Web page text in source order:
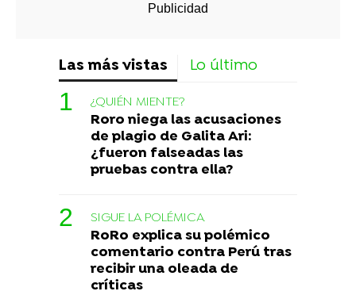
Las más vistas Lo último
¿QUIÉN MIENTE?
Roro niega las acusaciones
de plagio de Galita Ari:
¿fueron falseadas las
pruebas contra ella?
SIGUE LA POLÉMICA
RoRo explica su polémico
comentario contra Perú tras
recibir una oleada de
críticas